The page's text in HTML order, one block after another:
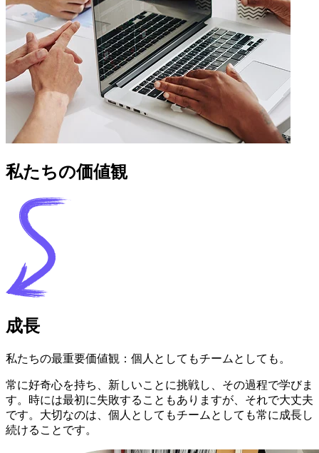
私たちの価値観
成長
私たちの最重要価値観：個人としてもチームとしても。
常に好奇心を持ち、新しいことに挑戦し、その過程で学びま
す。時には最初に失敗することもありますが、それで大丈夫
です。大切なのは、個人としてもチームとしても常に成長し
続けることです。